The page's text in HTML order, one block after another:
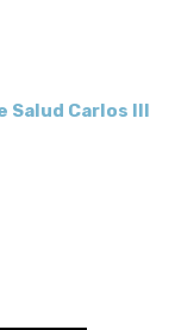
Carlos III